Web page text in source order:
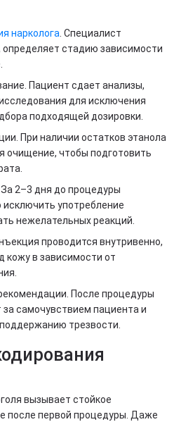
нарколога . Специалист
стадию зависимости
Пациент сдает анализы,
для исключения
подходящей дозировки.
При наличии остатков этанола
очищение, чтобы подготовить
2–3 дня до процедуры
употребление
нежелательных реакций.
проводится внутривенно,
кожу в зависимости от
После процедуры
самочувствием пациента и
трезвости.
вызывает стойкое
после первой процедуры. Даже